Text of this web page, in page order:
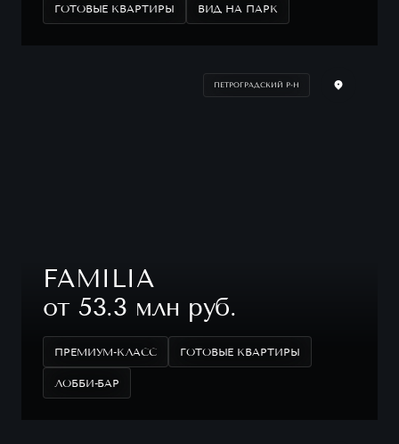
ГОТОВЫЕ КВАРТИРЫ ВИД НА ПАРК
ПЕТРОГРАДСКИЙ Р-Н
FAMILIA
от 53.3 млн руб.
ПРЕМИУМ-КЛАСС ГОТОВЫЕ КВАРТИРЫ
ЛОББИ-БАР